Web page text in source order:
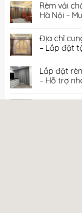
Rèm vải
Hà Nội –
Địa chỉ
– Lắp đặt
Lắp đặt
– Hỗ trợ